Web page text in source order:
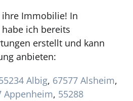
ihre Immobilie! In
ich bereits
erstellt und kann
anbieten:
Albig, 67577 Alsheim,
Appenheim, 55288